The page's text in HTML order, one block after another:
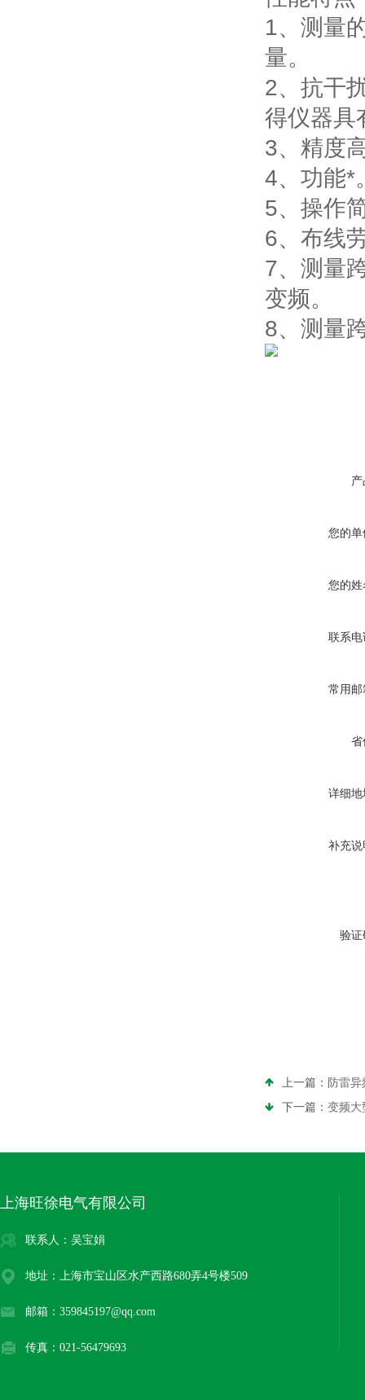
1、测量
量。
2、抗干
得仪器具
3、精度
4、功能*
5、操作
6、布线
7、测量
变频。
8、测量
您的单
您的姓
联系电
常用邮
省
详细地
补充说
验证
上一篇： 防雷
下一篇： 变频大
上海旺徐电气有限公司
联系人：吴宝娟
地址：上海市宝山区水产西路680弄4号楼509
邮箱：359845197@qq.com
传真：021-56479693